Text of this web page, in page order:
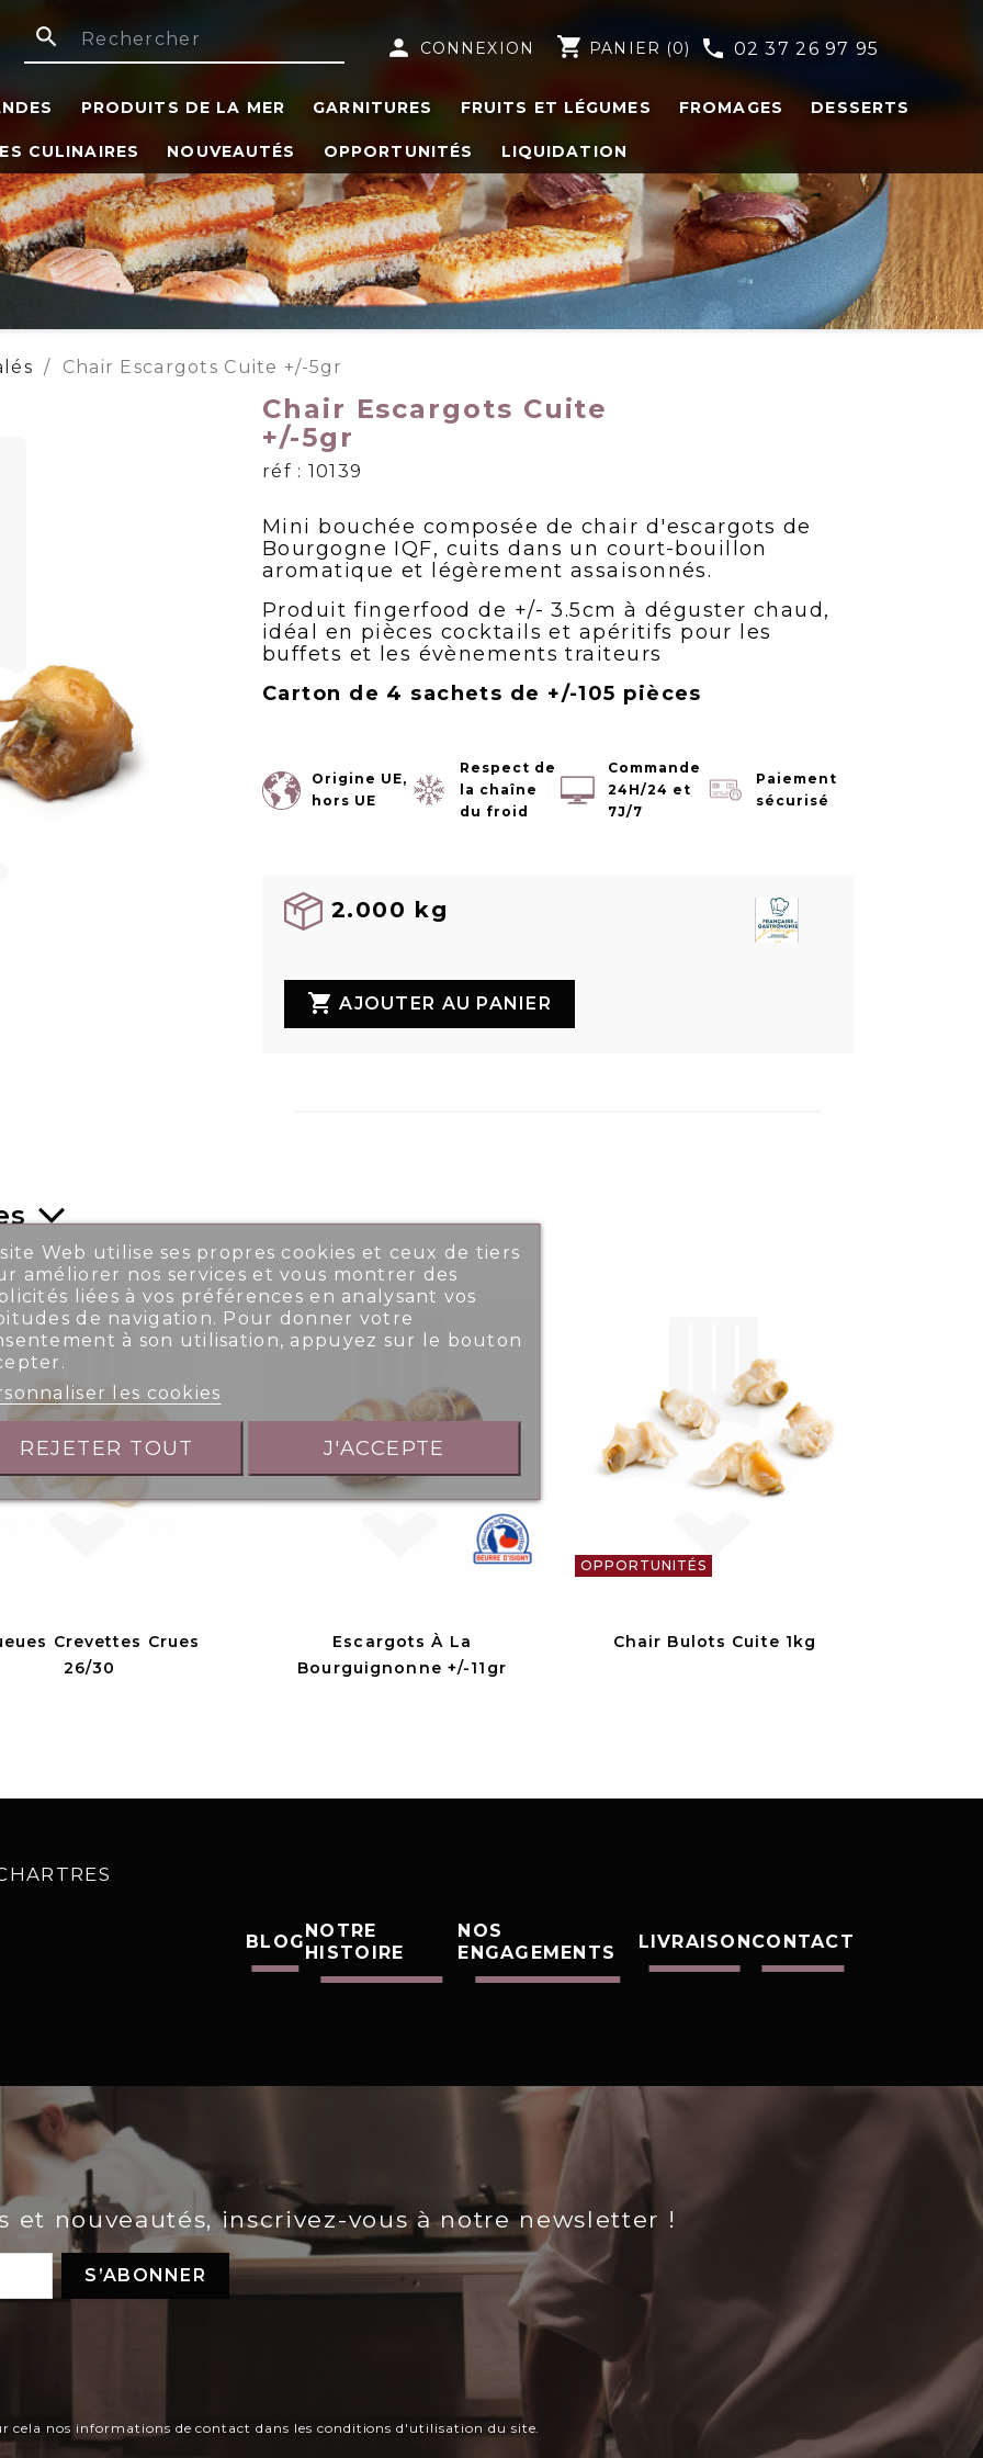
search person CONNEXION shopping_cart PANIER (0) phone 02 37 26 97 95
PRODUITS DE LA MER GARNITURES FRUITS ET LÉGUMES FROMAGES DESSERTS
CULINAIRES NOUVEAUTÉS OPPORTUNITÉS LIQUIDATION
Chair Escargots Cuite +/-5gr
Chair Escargots Cuite
+/-5gr
réf : 10139
Mini bouchée composée de chair d'escargots de
Bourgogne IQF, cuits dans un court-bouillon
aromatique et légèrement assaisonnés.
Produit fingerfood de +/- 3.5cm à déguster chaud,
idéal en pièces cocktails et apéritifs pour les
buffets et les évènements traiteurs
Carton de 4 sachets de +/-105 pièces
Origine UE,
hors UE
Respect de
la chaîne
du froid
Commande
24H/24 et
7J/7
Paiement
sécurisé
2.000 kg
 AJOUTER AU PANIER
Crevettes Crues
26/30
Escargots À La
Bourguignonne +/-11gr
OPPORTUNITÉS
Chair Bulots Cuite 1kg
BLOG
NOTRE
HISTOIRE
NOS
ENGAGEMENTS
LIVRAISONCONTACT
et nouveautés, inscrivez-vous à notre newsletter !
nos informations de contact dans les conditions d'utilisation du site.
site Web utilise ses propres cookies et ceux de tiers
améliorer nos services et vous montrer des
liées à vos préférences en analysant vos
de navigation. Pour donner votre
à son utilisation, appuyez sur le bouton
les cookies
REJETER TOUT J'ACCEPTE